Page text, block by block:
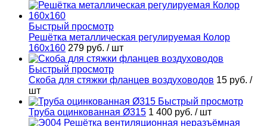
Быстрый просмотр
Решётка металлическая регулируемая Колор
160х160 279 руб. / шт
Быстрый просмотр
Скоба для стяжки фланцев воздуховодов 15 руб. /
шт
Быстрый просмотр
Труба оцинкованная Ø315 1 400 руб. / шт